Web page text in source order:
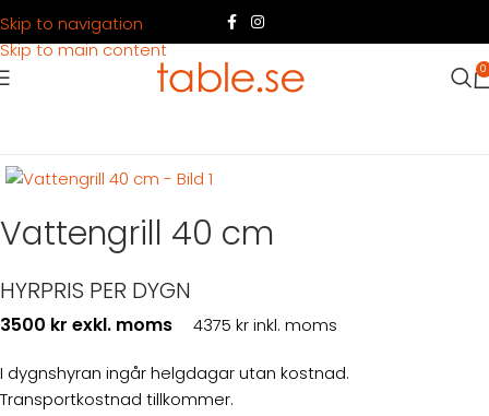
Skip to navigation
Skip to main content
0
Köksutrustning Tillagning
Vattengrill 40 cm
HYRPRIS PER DYGN
3500 kr exkl. moms 4375 kr inkl. moms
I dygnshyran ingår helgdagar utan kostnad.
Transportkostnad tillkommer.